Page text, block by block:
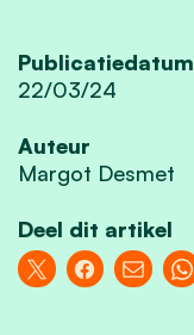
Publicatiedatum
22/03/24
Auteur
Margot Desmet
Deel dit artikel